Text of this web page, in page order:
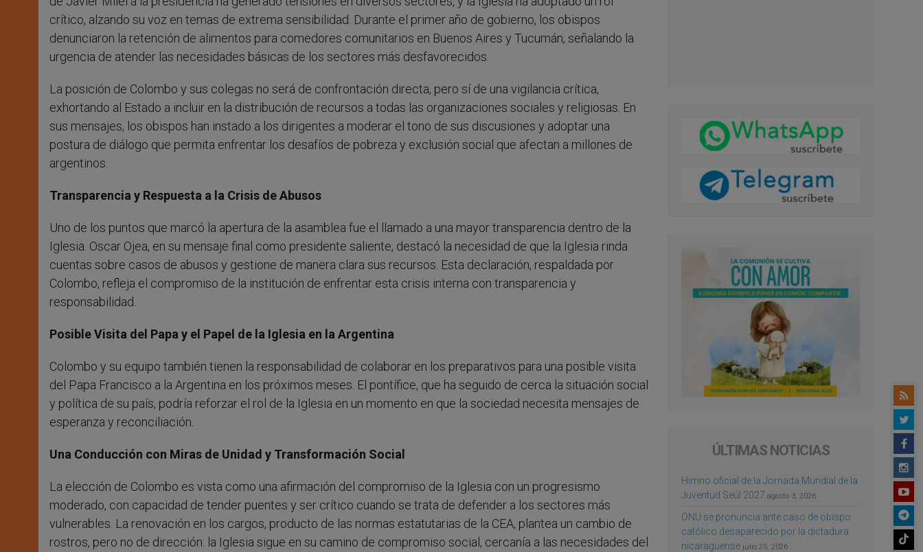
crítico, alzando su voz en temas de extrema sensibilidad. Durante el primer año de gobierno, los obispos
denunciaron la retención de alimentos para comedores comunitarios en Buenos Aires y Tucumán, señalando la
urgencia de atender las necesidades básicas de los sectores más desfavorecidos.
La posición de Colombo y sus colegas no será de confrontación directa, pero sí de una vigilancia crítica,
exhortando al Estado a incluir en la distribución de recursos a todas las organizaciones sociales y religiosas. En
sus mensajes, los obispos han instado a los dirigentes a moderar el tono de sus discusiones y adoptar una
postura de diálogo que permita enfrentar los desafíos de pobreza y exclusión social que afectan a millones de
argentinos.
Transparencia y Respuesta a la Crisis de Abusos
Uno de los puntos que marcó la apertura de la asamblea fue el llamado a una mayor transparencia dentro de la
Iglesia. Oscar Ojea, en su mensaje final como presidente saliente, destacó la necesidad de que la Iglesia rinda
cuentas sobre casos de abusos y gestione de manera clara sus recursos. Esta declaración, respaldada por
Colombo, refleja el compromiso de la institución de enfrentar esta crisis interna con transparencia y
responsabilidad.
Posible Visita del Papa y el Papel de la Iglesia en la Argentina
Colombo y su equipo también tienen la responsabilidad de colaborar en los preparativos para una posible visita
del Papa Francisco a la Argentina en los próximos meses. El pontífice, que ha seguido de cerca la situación social
y política de su país, podría reforzar el rol de la Iglesia en un momento en que la sociedad necesita mensajes de
esperanza y reconciliación.
Una Conducción con Miras de Unidad y Transformación Social
La elección de Colombo es vista como una afirmación del compromiso de la Iglesia con un progresismo
moderado, con capacidad de tender puentes y ser crítico cuando se trata de defender a los sectores más
vulnerables. La renovación en los cargos, producto de las normas estatutarias de la CEA, plantea un cambio de
rostros, pero no de dirección: la Iglesia sigue en su camino de compromiso social, cercanía a las necesidades del
ÚLTIMAS NOTICIAS
Himno oficial de la Jornada Mundial de la
Juventud Seúl 2027 agosto 3, 2026
ONU se pronuncia ante caso de obispo
católico desaparecido por la dictadura
nicaragüense julio 25, 2026